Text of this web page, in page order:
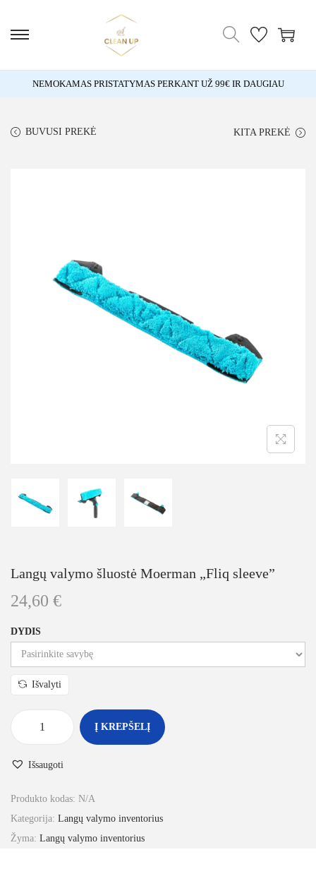
NEMOKAMAS PRISTATYMAS PERKANT UŽ 99€ IR DAUGIAU
BUVUSI PREKĖ KITA PREKĖ
Langų valymo šluostė Moerman „Fliq sleeve”
24,60 €
DYDIS
Išvalyti
Į KREPŠELĮ
Išsaugoti
Produkto kodas: N/A
Kategorija: Langų valymo inventorius
Žyma: Langų valymo inventorius